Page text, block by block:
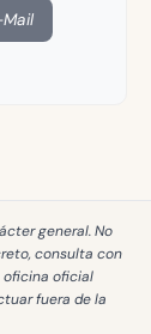
general. No
consulta con
oficina oficial
fuera de la